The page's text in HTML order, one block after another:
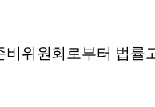
위원회로부터 법률